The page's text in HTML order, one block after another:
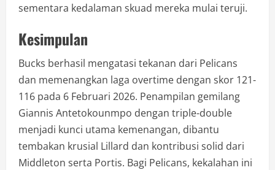
sementara kedalaman skuad mereka mulai teruji.
Kesimpulan
Bucks berhasil mengatasi tekanan dari Pelicans
dan memenangkan laga overtime dengan skor 121-
116 pada 6 Februari 2026. Penampilan gemilang
Giannis Antetokounmpo dengan triple-double
menjadi kunci utama kemenangan, dibantu
tembakan krusial Lillard dan kontribusi solid dari
Middleton serta Portis. Bagi Pelicans, kekalahan ini